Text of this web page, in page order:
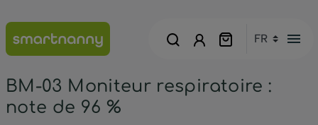
menu
BM-03 Moniteur respiratoire :
note de 96 %